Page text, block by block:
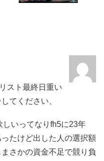
スト最終日重い
てください、
しいってなりfh5に23年
たけど出した人の選択額
さかの資金不足で競り負